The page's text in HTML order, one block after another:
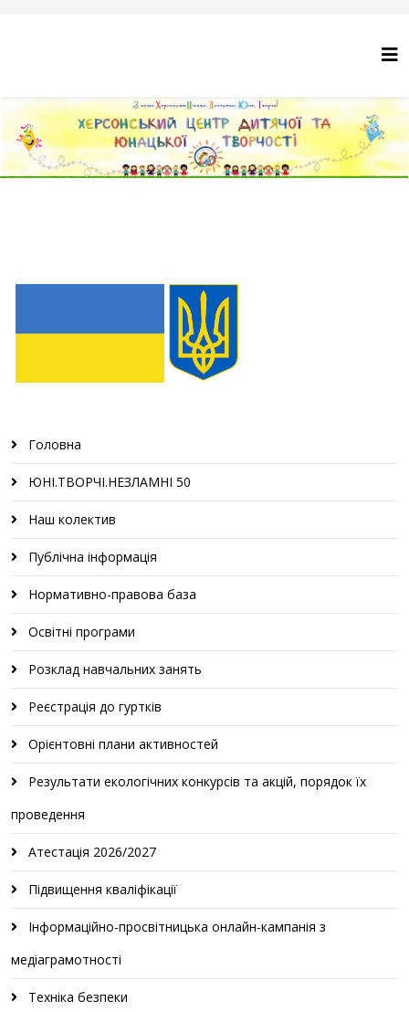
Головна
ЮНІ.ТВОРЧІ.НЕЗЛАМНІ 50
Наш колектив
Публічна інформація
Нормативно-правова база
Освітні програми
Розклад навчальних занять
Реєстрація до гуртків
Орієнтовні плани активностей
Результати екологічних конкурсів та акцій, порядок їх
проведення
Атестація 2026/2027
Підвищення кваліфікації
Інформаційно-просвітницька онлайн-кампанія з
медіаграмотності
Техніка безпеки